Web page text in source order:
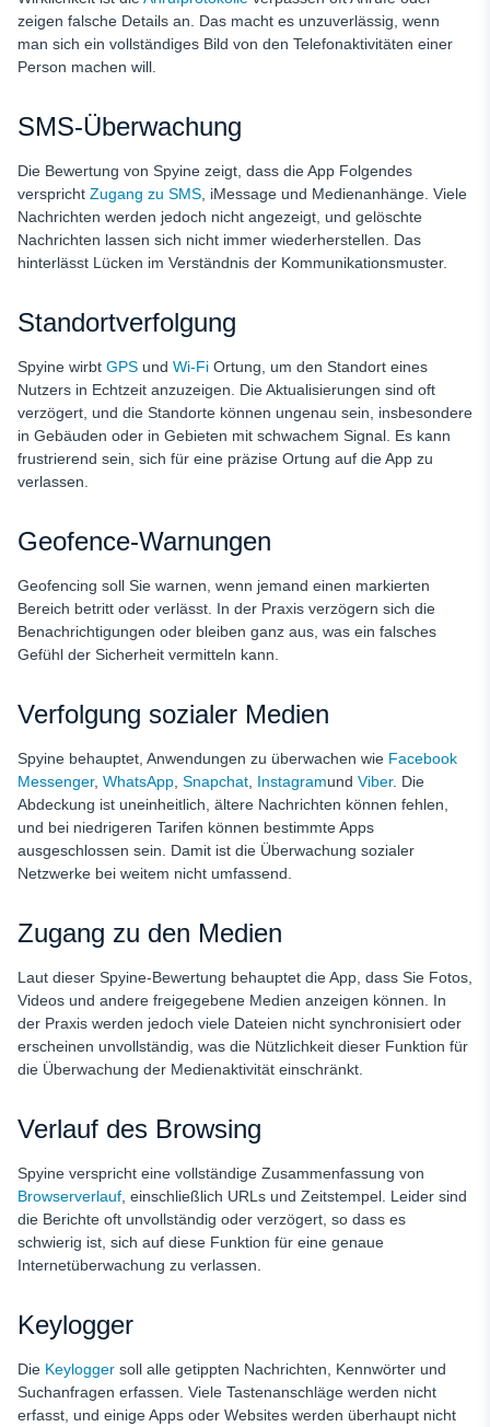
zeigen falsche Details an. Das macht es unzuverlässig, wenn
man sich ein vollständiges Bild von den Telefonaktivitäten einer
Person machen will.
SMS-Überwachung
Die Bewertung von Spyine zeigt, dass die App Folgendes
verspricht Zugang zu SMS , iMessage und Medienanhänge. Viele
Nachrichten werden jedoch nicht angezeigt, und gelöschte
Nachrichten lassen sich nicht immer wiederherstellen. Das
hinterlässt Lücken im Verständnis der Kommunikationsmuster.
Standortverfolgung
Spyine wirbt GPS und Wi-Fi Ortung, um den Standort eines
Nutzers in Echtzeit anzuzeigen. Die Aktualisierungen sind oft
verzögert, und die Standorte können ungenau sein, insbesondere
in Gebäuden oder in Gebieten mit schwachem Signal. Es kann
frustrierend sein, sich für eine präzise Ortung auf die App zu
verlassen.
Geofence-Warnungen
Geofencing soll Sie warnen, wenn jemand einen markierten
Bereich betritt oder verlässt. In der Praxis verzögern sich die
Benachrichtigungen oder bleiben ganz aus, was ein falsches
Gefühl der Sicherheit vermitteln kann.
Verfolgung sozialer Medien
Spyine behauptet, Anwendungen zu überwachen wie Facebook
Messenger, WhatsApp Snapchat Instagramund Viber. Die
Abdeckung ist uneinheitlich, ältere Nachrichten können fehlen,
und bei niedrigeren Tarifen können bestimmte Apps
ausgeschlossen sein. Damit ist die Überwachung sozialer
Netzwerke bei weitem nicht umfassend.
Zugang zu den Medien
Laut dieser Spyine-Bewertung behauptet die App, dass Sie Fotos,
Videos und andere freigegebene Medien anzeigen können. In
der Praxis werden jedoch viele Dateien nicht synchronisiert oder
erscheinen unvollständig, was die Nützlichkeit dieser Funktion für
die Überwachung der Medienaktivität einschränkt.
Verlauf des Browsing
Spyine verspricht eine vollständige Zusammenfassung von
Browserverlauf , einschließlich URLs und Zeitstempel. Leider sind
die Berichte oft unvollständig oder verzögert, so dass es
schwierig ist, sich auf diese Funktion für eine genaue
Internetüberwachung zu verlassen.
Keylogger
Die Keylogger soll alle getippten Nachrichten, Kennwörter und
Suchanfragen erfassen. Viele Tastenanschläge werden nicht
erfasst, und einige Apps oder Websites werden überhaupt nicht